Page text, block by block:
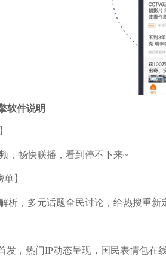
软件说明
，畅快联播，看到停不下来~
】
析，多元话题全民讨论，给热搜重新
发，热门IP动态呈现，国民表情包在